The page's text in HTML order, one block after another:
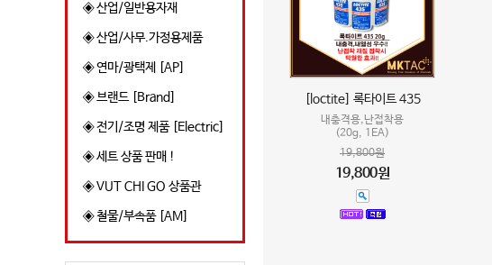
◈ 산업/일반용자재
◈ 산업/사무.가정용제품
◈ 연마/광택제 [AP]
◈ 브랜드 [Brand]
◈ 전기/조명 제품 [Electric]
◈ 세트 상품 판매 !
◈ VUT CHI GO 상품관
◈ 철물/부속품 [AM]
[loctite] 록타이트 435
내충격용,난접착용
(20g, 1EA)
19,800원
19,800원